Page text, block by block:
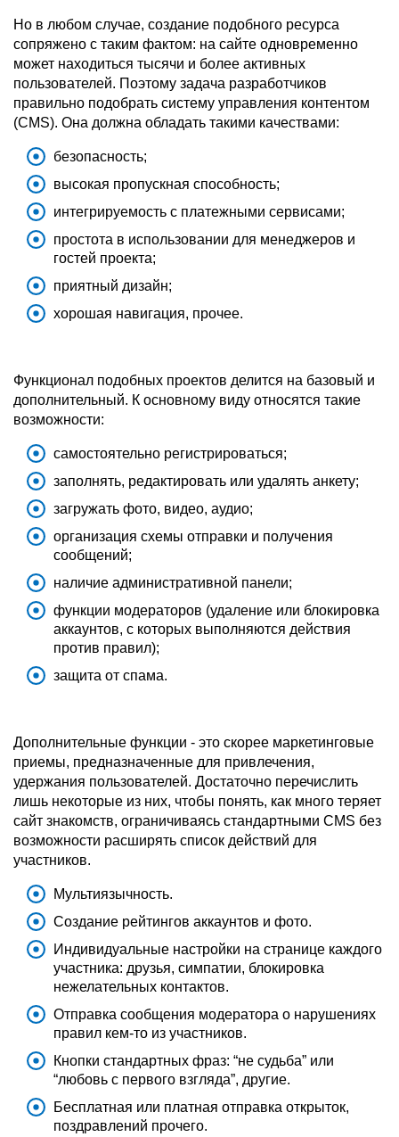
Но в любом случае, создание подобного ресурса
сопряжено с таким фактом: на сайте одновременно
может находиться тысячи и более активных
пользователей. Поэтому задача разработчиков
правильно подобрать систему управления контентом
(CMS). Она должна обладать такими качествами:
безопасность;
высокая пропускная способность;
интегрируемость с платежными сервисами;
простота в использовании для менеджеров и
гостей проекта;
приятный дизайн;
хорошая навигация, прочее.
Функционал подобных проектов делится на базовый и
дополнительный. К основному виду относятся такие
возможности:
самостоятельно регистрироваться;
заполнять, редактировать или удалять анкету;
загружать фото, видео, аудио;
организация схемы отправки и получения
сообщений;
наличие административной панели;
функции модераторов (удаление или блокировка
аккаунтов, с которых выполняются действия
против правил);
защита от спама.
Дополнительные функции - это скорее маркетинговые
приемы, предназначенные для привлечения,
удержания пользователей. Достаточно перечислить
лишь некоторые из них, чтобы понять, как много теряет
сайт знакомств, ограничиваясь стандартными CMS без
возможности расширять список действий для
участников.
Мультиязычность.
Создание рейтингов аккаунтов и фото.
Индивидуальные настройки на странице каждого
участника: друзья, симпатии, блокировка
нежелательных контактов.
Отправка сообщения модератора о нарушениях
правил кем-то из участников.
Кнопки стандартных фраз: “не судьба” или
“любовь с первого взгляда”, другие.
Бесплатная или платная отправка открыток,
поздравлений прочего.